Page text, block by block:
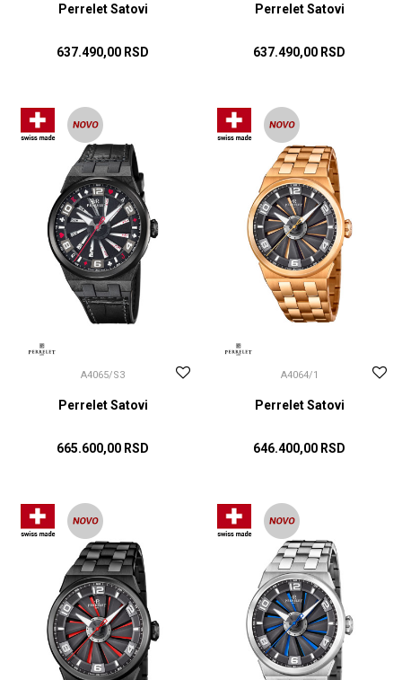
Perrelet Satovi
637.490,00 RSD
DODAJ U KORPU
Perrelet Satovi
637.490,00 RSD
DODAJ U KORPU
A4065/S3
Perrelet Satovi
665.600,00 RSD
DODAJ U KORPU
A4064/1
Perrelet Satovi
646.400,00 RSD
DODAJ U KORPU